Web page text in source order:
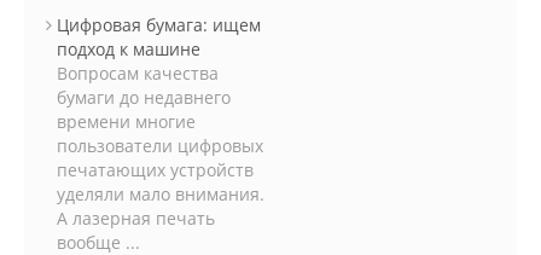
Цифровая бумага: ищем
подход к машине
Вопросам качества
бумаги до недавнего
времени многие
пользователи цифровых
печатающих устройств
уделяли мало внимания.
А лазерная печать
вообще ...